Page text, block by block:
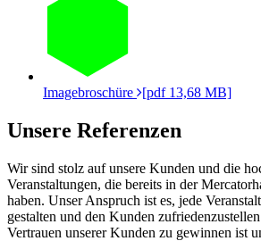
Imagebroschüre [pdf 13,68 MB]
Unsere Referenzen
Wir sind stolz auf unsere Kunden und die
Veranstaltungen, die bereits in der
haben. Unser Anspruch ist es, jede
gestalten und den Kunden
Vertrauen unserer Kunden zu gewinnen ist